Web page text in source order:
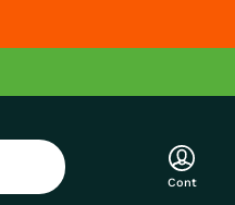
Cont